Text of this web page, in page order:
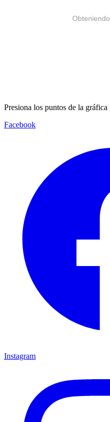
Presiona los puntos de la
Facebook
Instagram